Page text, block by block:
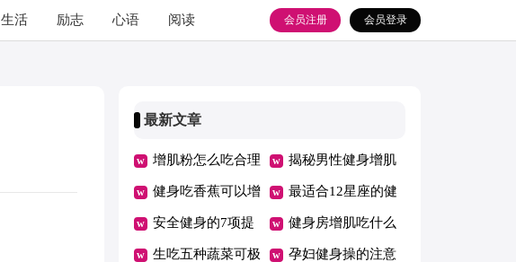
生活 励志 心语 阅读 会员登录
会员注册
最新文章
增肌粉怎么吃合理
又健身
揭秘男性健身增肌
秘密
健身吃香蕉可以增
肌吗
最适合12星座的健
身减压操
安全健身的7项提
示
健身房增肌吃什么
生吃五种蔬菜可极 孕妇健身操的注意